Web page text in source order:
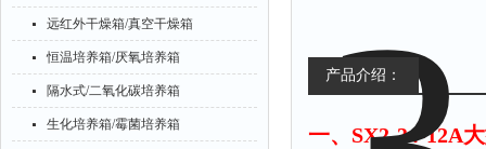
远红外干燥箱/真空干燥箱
恒温培养箱/厌氧培养箱
隔水式/二氧化碳培养箱
生化培养箱/霉菌培养箱
产品介绍：
一、 SX2-34-12A